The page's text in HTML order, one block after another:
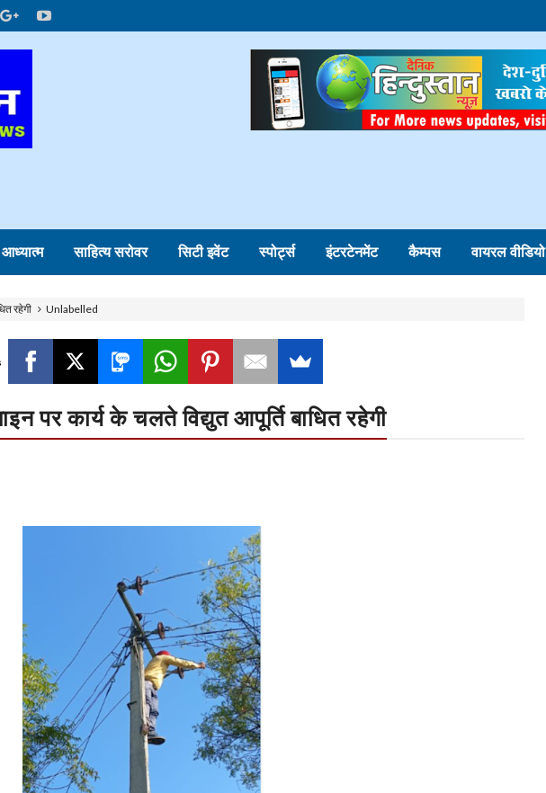
आध्यात्म साहित्य सरोवर सिटी इवेंट स्पोर्ट्स इंटरटेनमेंट कैम्पस वायरल वीडियो
Unlabelled
रहेगी
पर कार्य के चलते विद्युत आपूर्ति बाधित रहेगी